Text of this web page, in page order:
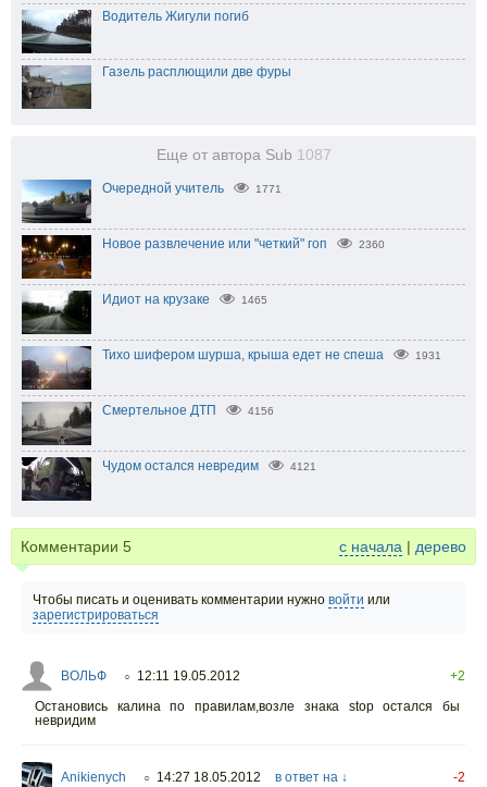
Водитель Жигули погиб
Газель расплющили две фуры
Еще от автора Sub 1087
Очередной учитель 1771
Новое развлечение или "четкий" гоп 2360
Идиот на крузаке 1465
Тихо шифером шурша, крыша едет не спеша 1931
Смертельное ДТП 4156
Чудом остался невредим 4121
Комментарии 5 с начала | дерево
Чтобы писать и оценивать комментарии нужно войти или
зарегистрироваться
ВОЛЬФ ○ 12:11 19.05.2012
+2
Остановись калина по правилам,возле знака stop остался бы
невридим
Anikienych ○ 14:27 18.05.2012 в ответ на ↓
-2